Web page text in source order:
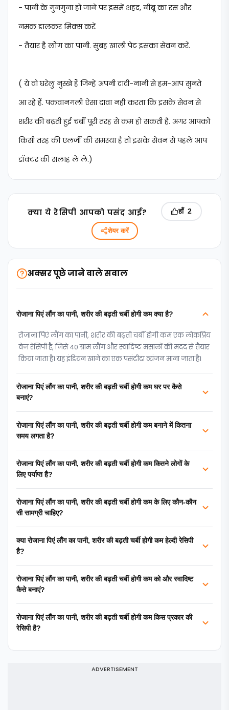
- पानी के गुनगुना हो जाने पर इसमें शहद, नींबू का रस और
नमक डालकर मिक्स करें.
- तैयार है लौंग का पानी. सुबह खाली पेट इसका सेवन करें.
( ये वो घरेलु नुस्खे हैं जिन्हें अपनी दादी-नानी से हम-आप सुनते
आ रहे हैं. पकवानगली ऐसा दावा नहीं करता कि इसके सेवन से
शरीर की बढ़ती हुई चर्बी पूरी तरह से कम हो सकती है. अगर आपको
किसी तरह की एलर्जी की समस्या है तो इसके सेवन से पहले आप
डॉक्टर की सलाह ले लें.)
क्‍या ये रेसिपी आपको पसंद आई? हाँ 2
शेयर करें
अक्सर पूछे जाने वाले सवाल
रोजाना पिएं लौंग का पानी, शरीर की बढ़ती चर्बी होगी कम क्या है?
रोजाना पिएं लौंग का पानी, शरीर की बढ़ती चर्बी होगी कम एक लोकप्रिय
वेज रेसिपी है, जिसे 40 ग्राम लौंग और स्वादिष्ट मसालों की मदद से तैयार
किया जाता है। यह इंडियन खाने का एक पसंदीदा व्यंजन माना जाता है।
रोजाना पिएं लौंग का पानी, शरीर की बढ़ती चर्बी होगी कम घर पर कैसे
बनाएं?
रोजाना पिएं लौंग का पानी, शरीर की बढ़ती चर्बी होगी कम बनाने में कितना
समय लगता है?
रोजाना पिएं लौंग का पानी, शरीर की बढ़ती चर्बी होगी कम कितने लोगों के
लिए पर्याप्त है?
रोजाना पिएं लौंग का पानी, शरीर की बढ़ती चर्बी होगी कम के लिए कौन-कौन
सी सामग्री चाहिए?
क्या रोजाना पिएं लौंग का पानी, शरीर की बढ़ती चर्बी होगी कम हेल्दी रेसिपी
है?
रोजाना पिएं लौंग का पानी, शरीर की बढ़ती चर्बी होगी कम को और स्वादिष्ट
कैसे बनाएं?
रोजाना पिएं लौंग का पानी, शरीर की बढ़ती चर्बी होगी कम किस प्रकार की
रेसिपी है?
ADVERTISEMENT